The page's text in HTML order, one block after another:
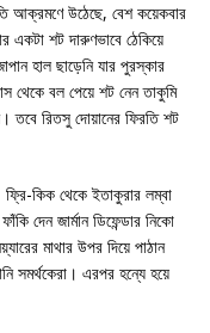
আক্রমণে উঠেছে, বেশ কয়েকবার
একটা শট দারুণভাবে ঠেকিয়ে
হাল ছাড়েনি যার পুরস্কার
থেকে বল পেয়ে শট নেন তাকুমি
তবে রিতসু দোয়ানের ফিরতি শট
কিক থেকে ইতাকুরার লম্বা
দেন জার্মান ডিফেন্ডার নিকো
মাথার উপর দিয়ে পাঠান
সমর্থকেরা। এরপর হন্যে হয়ে